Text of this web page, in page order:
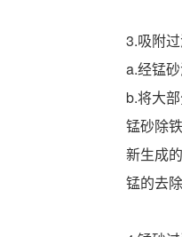
3.吸附
a.经锰
b.将大
锰砂除
新生成
锰的去